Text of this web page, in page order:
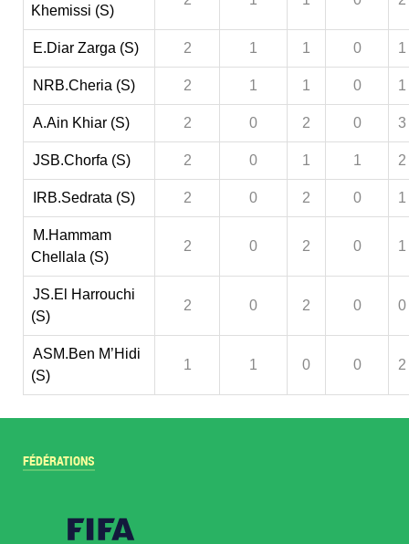
Khemissi (S)
E.Diar Zarga (S) 2 1 1 0 1
NRB.Cheria (S) 2 1 1 0 1
A.Ain Khiar (S) 2 0 2 0 3
JSB.Chorfa (S) 2 0 1 1 2
IRB.Sedrata (S) 2 0 2 0 1
M.Hammam
Chellala (S)
2 0 2 0 1
JS.El Harrouchi
(S)
2 0 2 0 0
ASM.Ben M’Hidi
(S)
1 1 0 0 2
FÉDÉRATIONS